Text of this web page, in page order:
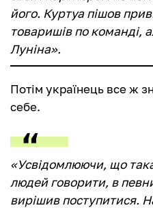
його. Куртуа пішов
товаришів по команді,
Луніна».
Потім українець все ж
себе.
«Усвідомлюючи, що
людей говорити, в
вирішив поступитися.